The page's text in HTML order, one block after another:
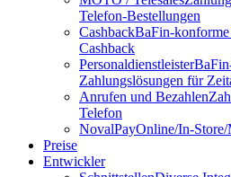
Telefon-Bestellungen
CashbackBaFin-
Cashback
Personaldienstleister
Zahlungslösungen für
Anrufen und Bezahlen
Telefon
NovalPayOnline/In-
Preise
Entwickler